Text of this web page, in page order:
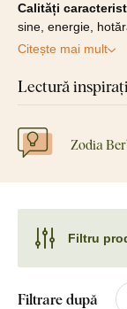
Calități
sine, energie,
Citește mai mult
Lectură
Zodia
Filtru
Filtrare după